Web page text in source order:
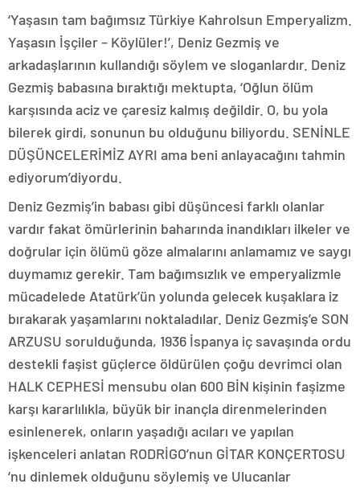
‘Yaşasın tam bağımsız Türkiye Kahrolsun Emperyalizm.
Yaşasın İşçiler – Köylüler!’, Deniz Gezmiş ve
arkadaşlarının kullandığı söylem ve sloganlardır. Deniz
Gezmiş babasına bıraktığı mektupta, ‘Oğlun ölüm
karşısında aciz ve çaresiz kalmış değildir. O, bu yola
bilerek girdi, sonunun bu olduğunu biliyordu. SENİNLE
DÜŞÜNCELERİMİZ AYRI ama beni anlayacağını tahmin
ediyorum’diyordu.
Deniz Gezmiş’in babası gibi düşüncesi farklı olanlar
vardır fakat ömürlerinin baharında inandıkları ilkeler ve
doğrular için ölümü göze almalarını anlamamız ve saygı
duymamız gerekir. Tam bağımsızlık ve emperyalizmle
mücadelede Atatürk’ün yolunda gelecek kuşaklara iz
bırakarak yaşamlarını noktaladılar. Deniz Gezmiş’e SON
ARZUSU sorulduğunda, 1936 İspanya iç savaşında ordu
destekli faşist güçlerce öldürülen çoğu devrimci olan
HALK CEPHESİ mensubu olan 600 BİN kişinin faşizme
karşı kararlılıkla, büyük bir inançla direnmelerinden
esinlenerek, onların yaşadığı acıları ve yapılan
işkenceleri anlatan RODRİGO’nun GİTAR KONÇERTOSU
‘nu dinlemek olduğunu söylemiş ve Ulucanlar